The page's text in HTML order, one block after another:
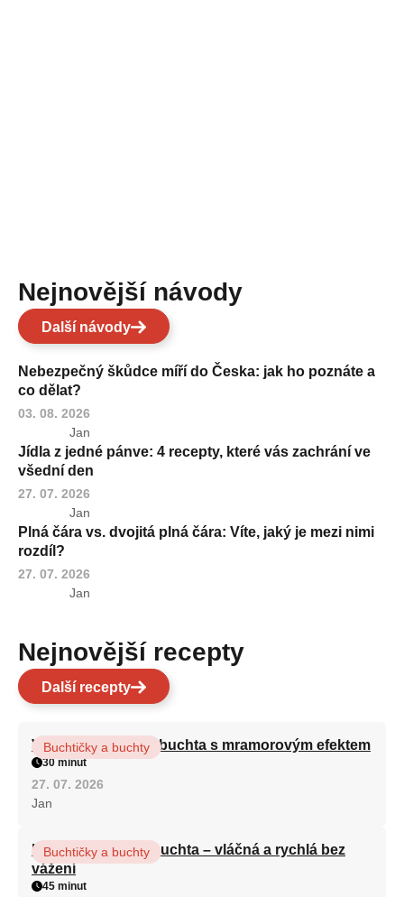
Nejnovější návody
Další návody
Nebezpečný škůdce míří do Česka: jak ho poznáte a
co dělat?
03. 08. 2026
Jan
Jídla z jedné pánve: 4 recepty, které vás zachrání ve
všední den
27. 07. 2026
Jan
Plná čára vs. dvojitá plná čára: Víte, jaký je mezi nimi
rozdíl?
27. 07. 2026
Jan
Nejnovější recepty
Další recepty
Vláčná olejová litá buchta s mramorovým efektem
Buchtičky a buchty
30 minut
27. 07. 2026
Jan
Hrnková maková buchta – vláčná a rychlá bez
vážení
Buchtičky a buchty
45 minut